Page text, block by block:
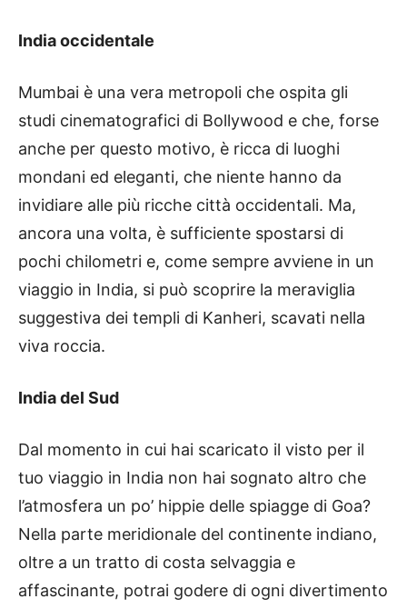
India occidentale
Mumbai è una vera metropoli che ospita gli
studi cinematografici di Bollywood e che, forse
anche per questo motivo, è ricca di luoghi
mondani ed eleganti, che niente hanno da
invidiare alle più ricche città occidentali. Ma,
ancora una volta, è sufficiente spostarsi di
pochi chilometri e, come sempre avviene in un
viaggio in India, si può scoprire la meraviglia
suggestiva dei templi di Kanheri, scavati nella
viva roccia.
India del Sud
Dal momento in cui hai scaricato il visto per il
tuo viaggio in India non hai sognato altro che
l’atmosfera un po’ hippie delle spiagge di Goa?
Nella parte meridionale del continente indiano,
oltre a un tratto di costa selvaggia e
affascinante, potrai godere di ogni divertimento